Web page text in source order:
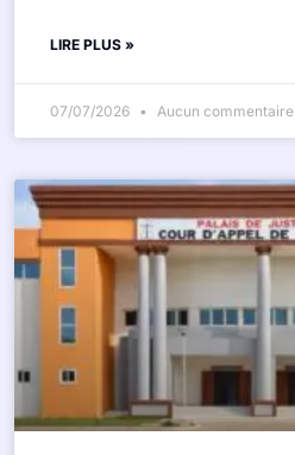
LIRE PLUS »
07/07/2026 Aucun commentaire